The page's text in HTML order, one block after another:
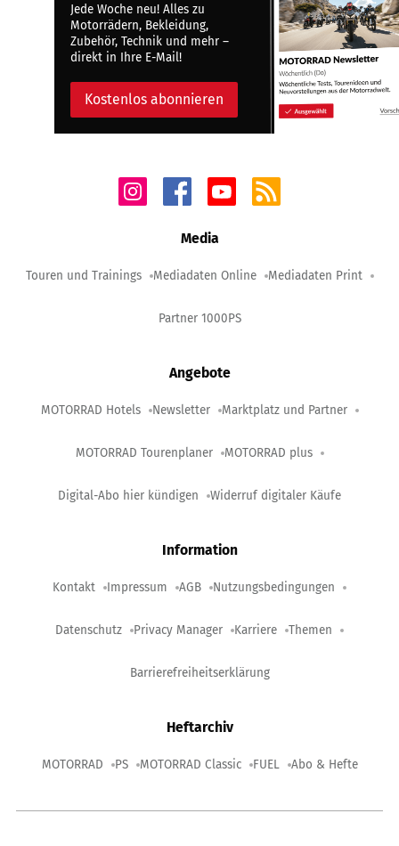
Jede Woche neu! Alles zu
Motorrädern, Bekleidung,
Zubehör, Technik und mehr –
direkt in Ihre E-Mail!
Kostenlos abonnieren
Media
Touren und Trainings Mediadaten Online Mediadaten Print
Partner 1000PS
Angebote
MOTORRAD Hotels Newsletter Marktplatz und Partner
MOTORRAD Tourenplaner MOTORRAD plus
Digital-Abo hier kündigen Widerruf digitaler Käufe
Information
Kontakt Impressum AGB Nutzungsbedingungen
Datenschutz Privacy Manager Karriere Themen
Barrierefreiheitserklärung
Heftarchiv
MOTORRAD PS MOTORRAD Classic FUEL Abo & Hefte